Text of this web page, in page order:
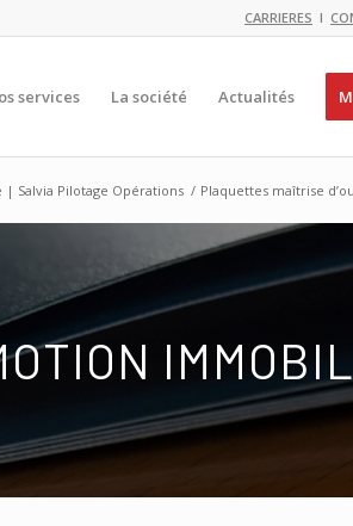
CARRIERES I
services La société Actualités
Salvia Pilotage Opérations / Plaquettes maîtrise